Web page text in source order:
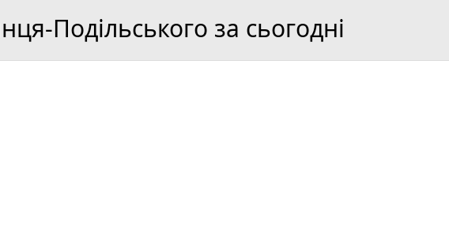
Подільського за сьогодні